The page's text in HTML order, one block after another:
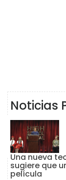
Noticias
Una nueva
sugiere que
película